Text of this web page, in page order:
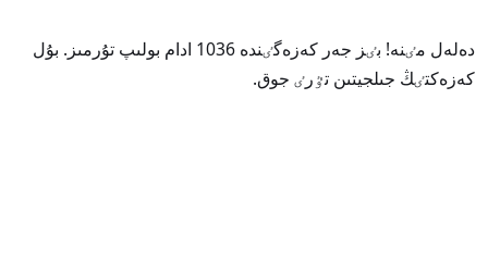
دەلەل مٸنە! بٸز جەر كەزەگٸندە 1036 ادام بولىپ تۇرمىز. بۇل
كەزەكتٸڭ جىلجيتىن تٷرٸ جوق.